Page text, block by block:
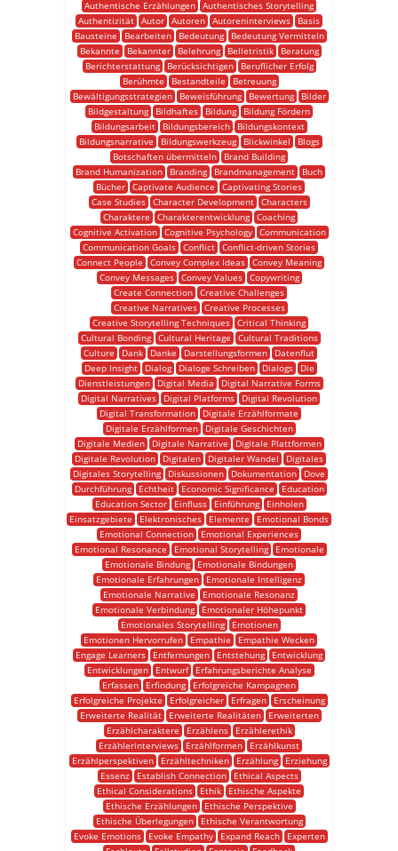
Authentische Erzählungen Authentisches Storytelling
Authentizität Autor Autoren Autoreninterviews
Basis
Bausteine
Bearbeiten Bedeutung
Bedeutung Vermitteln
Bekannte
Bekannter Belehrung Belletristik
Beratung
Berichterstattung
Berücksichtigen
Beruflicher Erfolg
Berühmte
Bestandteile
Betreuung
Bewältigungsstrategien
Beweisführung Bewertung
Bilder
Bildgestaltung
Bildhaftes Bildung
Bildung Fördern
Bildungsarbeit
Bildungsbereich
Bildungskontext
Bildungsnarrative
Bildungswerkzeug Blickwinkel
Blogs
Botschaften übermitteln
Brand Building
Brand Humanization
Branding Brandmanagement
Buch
Bücher Captivate Audience
Captivating Stories
Case Studies
Character Development
Characters
Charaktere
Charakterentwicklung Coaching
Cognitive Activation
Cognitive Psychology
Communication
Communication Goals Conflict Conflict-driven Stories
Connect People
Convey Complex Ideas Convey Meaning
Convey Messages
Convey Values
Copywriting
Create Connection Creative Challenges
Creative Narratives
Creative Processes
Creative Storytelling Techniques Critical Thinking
Cultural Bonding
Cultural Heritage
Cultural Traditions
Culture
Dank Danke Darstellungsformen
Datenflut
Deep Insight
Dialog Dialoge Schreiben Dialogs
Die
Dienstleistungen
Digital Media
Digital Narrative Forms
Digital Narratives
Digital Platforms
Digital Revolution
Digital Transformation
Digitale Erzählformate
Digitale Erzählformen
Digitale Geschichten
Digitale Medien
Digitale Narrative
Digitale Plattformen
Digitale Revolution
Digitalen Digitaler Wandel
Digitales
Digitales Storytelling
Diskussionen Dokumentation
Dove
Durchführung
Echtheit Economic Significance
Education
Education Sector
Einfluss Einführung
Einholen
Einsatzgebiete
Elektronisches Elemente
Emotional Bonds
Emotional Connection
Emotional Experiences
Emotional Resonance
Emotional Storytelling
Emotionale
Emotionale Bindung
Emotionale Bindungen
Emotionale Erfahrungen
Emotionale Intelligenz
Emotionale Narrative
Emotionale Resonanz
Emotionale Verbindung
Emotionaler Höhepunkt
Emotionales Storytelling
Emotionen
Emotionen Hervorrufen
Empathie
Empathie Wecken
Engage Learners
Entfernungen Entstehung
Entwicklung
Entwicklungen
Entwurf
Erfahrungsberichte Analyse
Erfassen
Erfindung
Erfolgreiche Kampagnen
Erfolgreiche Projekte
Erfolgreicher Erfragen
Erscheinung
Erweiterte Realität
Erweiterte Realitäten
Erweiterten
Erzählcharaktere
Erzählens
Erzählerethik
Erzählerinterviews
Erzählformen
Erzählkunst
Erzählperspektiven
Erzähltechniken Erzählung
Erziehung
Essenz
Establish Connection
Ethical Aspects
Ethical Considerations
Ethik
Ethische Aspekte
Ethische Erzählungen
Ethische Perspektive
Ethische Überlegungen
Ethische Verantwortung
Evoke Emotions
Evoke Empathy Expand Reach
Experten